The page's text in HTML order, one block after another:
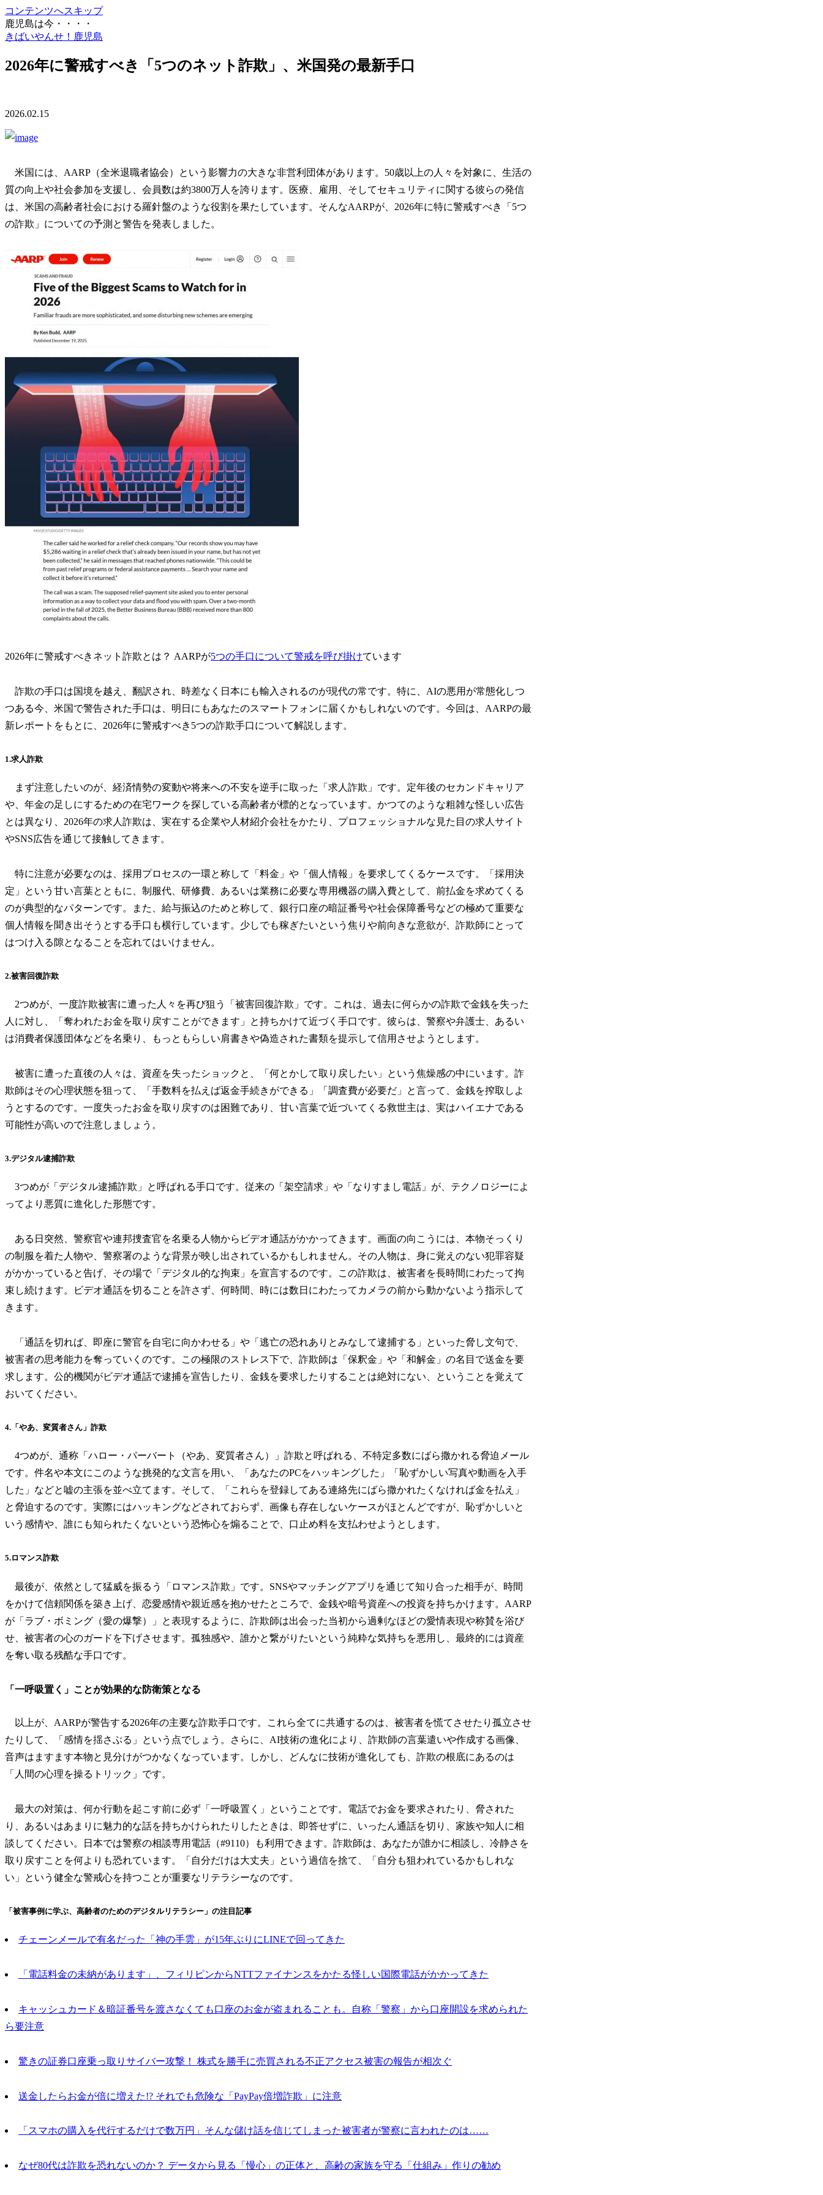
コンテンツへスキップ
鹿児島は今・・・・
きばいやんせ！鹿児島
2026年に警戒すべき「5つのネット詐欺」、米国発の最新手口
2026.02.15
米国には、AARP（全米退職者協会）という影響力の大きな非営利団体があります。50歳以上の人々を対象に、生活の
質の向上や社会参加を支援し、会員数は約3800万人を誇ります。医療、雇用、そしてセキュリティに関する彼らの発信
は、米国の高齢者社会における羅針盤のような役割を果たしています。そんなAARPが、2026年に特に警戒すべき「5つ
の詐欺」についての予測と警告を発表しました。
2026年に警戒すべきネット詐欺とは？ AARPが5つの手口について警戒を呼び掛けています
詐欺の手口は国境を越え、翻訳され、時差なく日本にも輸入されるのが現代の常です。特に、AIの悪用が常態化しつ
つある今、米国で警告された手口は、明日にもあなたのスマートフォンに届くかもしれないのです。今回は、AARPの最
新レポートをもとに、2026年に警戒すべき5つの詐欺手口について解説します。
1.求人詐欺
まず注意したいのが、経済情勢の変動や将来への不安を逆手に取った「求人詐欺」です。定年後のセカンドキャリア
や、年金の足しにするための在宅ワークを探している高齢者が標的となっています。かつてのような粗雑な怪しい広告
とは異なり、2026年の求人詐欺は、実在する企業や人材紹介会社をかたり、プロフェッショナルな見た目の求人サイト
やSNS広告を通じて接触してきます。
特に注意が必要なのは、採用プロセスの一環と称して「料金」や「個人情報」を要求してくるケースです。「採用決
定」という甘い言葉とともに、制服代、研修費、あるいは業務に必要な専用機器の購入費として、前払金を求めてくる
のが典型的なパターンです。また、給与振込のためと称して、銀行口座の暗証番号や社会保障番号などの極めて重要な
個人情報を聞き出そうとする手口も横行しています。少しでも稼ぎたいという焦りや前向きな意欲が、詐欺師にとって
はつけ入る隙となることを忘れてはいけません。
2.被害回復詐欺
2つめが、一度詐欺被害に遭った人々を再び狙う「被害回復詐欺」です。これは、過去に何らかの詐欺で金銭を失った
人に対し、「奪われたお金を取り戻すことができます」と持ちかけて近づく手口です。彼らは、警察や弁護士、あるい
は消費者保護団体などを名乗り、もっともらしい肩書きや偽造された書類を提示して信用させようとします。
被害に遭った直後の人々は、資産を失ったショックと、「何とかして取り戻したい」という焦燥感の中にいます。詐
欺師はその心理状態を狙って、「手数料を払えば返金手続きができる」「調査費が必要だ」と言って、金銭を搾取しよ
うとするのです。一度失ったお金を取り戻すのは困難であり、甘い言葉で近づいてくる救世主は、実はハイエナである
可能性が高いので注意しましょう。
3.デジタル逮捕詐欺
3つめが「デジタル逮捕詐欺」と呼ばれる手口です。従来の「架空請求」や「なりすまし電話」が、テクノロジーによ
ってより悪質に進化した形態です。
ある日突然、警察官や連邦捜査官を名乗る人物からビデオ通話がかかってきます。画面の向こうには、本物そっくり
の制服を着た人物や、警察署のような背景が映し出されているかもしれません。その人物は、身に覚えのない犯罪容疑
がかかっていると告げ、その場で「デジタル的な拘束」を宣言するのです。この詐欺は、被害者を長時間にわたって拘
束し続けます。ビデオ通話を切ることを許さず、何時間、時には数日にわたってカメラの前から動かないよう指示して
きます。
「通話を切れば、即座に警官を自宅に向かわせる」や「逃亡の恐れありとみなして逮捕する」といった脅し文句で、
被害者の思考能力を奪っていくのです。この極限のストレス下で、詐欺師は「保釈金」や「和解金」の名目で送金を要
求します。公的機関がビデオ通話で逮捕を宣告したり、金銭を要求したりすることは絶対にない、ということを覚えて
おいてください。
4.「やあ、変質者さん」詐欺
4つめが、通称「ハロー・パーバート（やあ、変質者さん）」詐欺と呼ばれる、不特定多数にばら撒かれる脅迫メール
です。件名や本文にこのような挑発的な文言を用い、「あなたのPCをハッキングした」「恥ずかしい写真や動画を入手
した」などと嘘の主張を並べ立てます。そして、「これらを登録してある連絡先にばら撒かれたくなければ金を払え」
と脅迫するのです。実際にはハッキングなどされておらず、画像も存在しないケースがほとんどですが、恥ずかしいと
いう感情や、誰にも知られたくないという恐怖心を煽ることで、口止め料を支払わせようとします。
5.ロマンス詐欺
最後が、依然として猛威を振るう「ロマンス詐欺」です。SNSやマッチングアプリを通じて知り合った相手が、時間
をかけて信頼関係を築き上げ、恋愛感情や親近感を抱かせたところで、金銭や暗号資産への投資を持ちかけます。AARP
が「ラブ・ボミング（愛の爆撃）」と表現するように、詐欺師は出会った当初から過剰なほどの愛情表現や称賛を浴び
せ、被害者の心のガードを下げさせます。孤独感や、誰かと繋がりたいという純粋な気持ちを悪用し、最終的には資産
を奪い取る残酷な手口です。
「一呼吸置く」ことが効果的な防衛策となる
以上が、AARPが警告する2026年の主要な詐欺手口です。これら全てに共通するのは、被害者を慌てさせたり孤立させ
たりして、「感情を揺さぶる」という点でしょう。さらに、AI技術の進化により、詐欺師の言葉遣いや作成する画像、
音声はますます本物と見分けがつかなくなっています。しかし、どんなに技術が進化しても、詐欺の根底にあるのは
「人間の心理を操るトリック」です。
最大の対策は、何か行動を起こす前に必ず「一呼吸置く」ということです。電話でお金を要求されたり、脅された
り、あるいはあまりに魅力的な話を持ちかけられたりしたときは、即答せずに、いったん通話を切り、家族や知人に相
談してください。日本では警察の相談専用電話（#9110）も利用できます。詐欺師は、あなたが誰かに相談し、冷静さを
取り戻すことを何よりも恐れています。「自分だけは大丈夫」という過信を捨て、「自分も狙われているかもしれな
い」という健全な警戒心を持つことが重要なリテラシーなのです。
「被害事例に学ぶ、高齢者のためのデジタルリテラシー」の注目記事
チェーンメールで有名だった「神の手雲」が15年ぶりにLINEで回ってきた
「電話料金の未納があります」、フィリピンからNTTファイナンスをかたる怪しい国際電話がかかってきた
キャッシュカード＆暗証番号を渡さなくても口座のお金が盗まれることも。自称「警察」から口座開設を求められた
ら要注意
驚きの証券口座乗っ取りサイバー攻撃！ 株式を勝手に売買される不正アクセス被害の報告が相次ぐ
送金したらお金が倍に増えた!? それでも危険な「PayPay倍増詐欺」に注意
「スマホの購入を代行するだけで数万円」そんな儲け話を信じてしまった被害者が警察に言われたのは……
なぜ80代は詐欺を恐れないのか？ データから見る「慢心」の正体と、高齢の家族を守る「仕組み」作りの勧め